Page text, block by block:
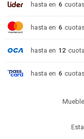
hasta en 6
hasta en 6
hasta en 12
hasta en 6